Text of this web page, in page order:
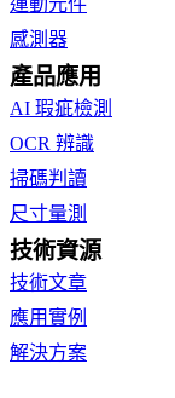
運動元件
感測器
產品應用
AI 瑕疵檢測
OCR 辨識
掃碼判讀
尺寸量測
技術資源
技術文章
應用實例
解決方案